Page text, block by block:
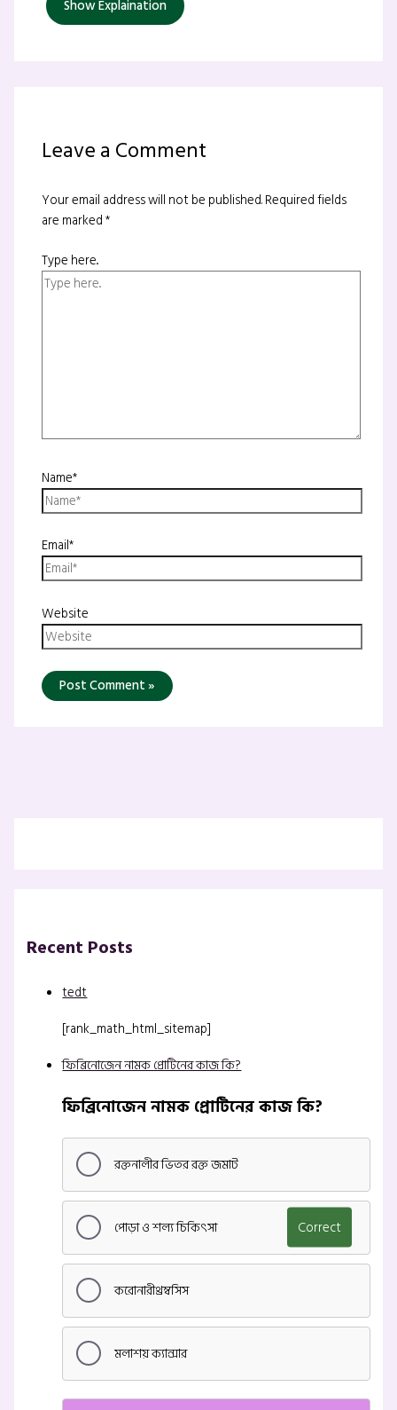
Show Explaination
Leave a Comment
Your email address will not be published.Required fields
are marked*
Type here..
Name*
Email*
Website
Recent Posts
tedt
[rank_math_html_sitemap]
ফিব্রিনোজেন নামক প্রোটিনের কাজ কি?
ফিব্রিনোজেন নামক প্রোটিনের কাজ কি?
রক্তনালীর ভিতর রক্ত জমাট
পোড়া ও শল্য চিকিৎসা Correct
করোনারীথ্রম্বসিস
মলাশয় ক্যান্সার